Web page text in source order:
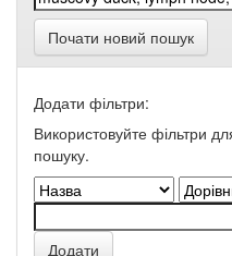
Почати новий пошук
Додати фільтри:
Використовуйте фільтри
пошуку.